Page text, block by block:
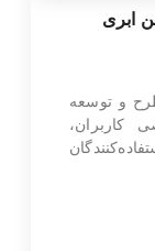
ابری
و توسعه
کاربران،